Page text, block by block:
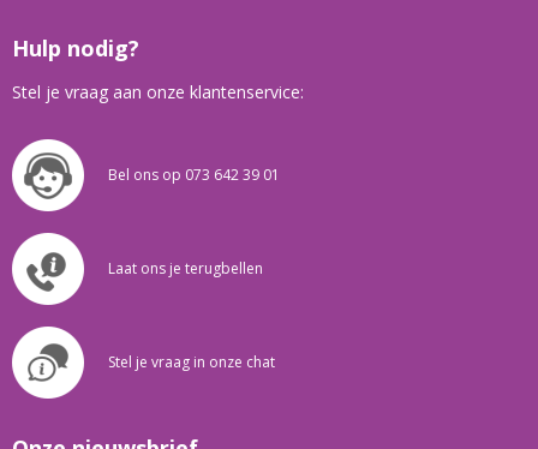
Hulp nodig?
Stel je vraag aan onze klantenservice:
Bel ons op 073 642 39 01
Laat ons je terugbellen
Stel je vraag in onze chat